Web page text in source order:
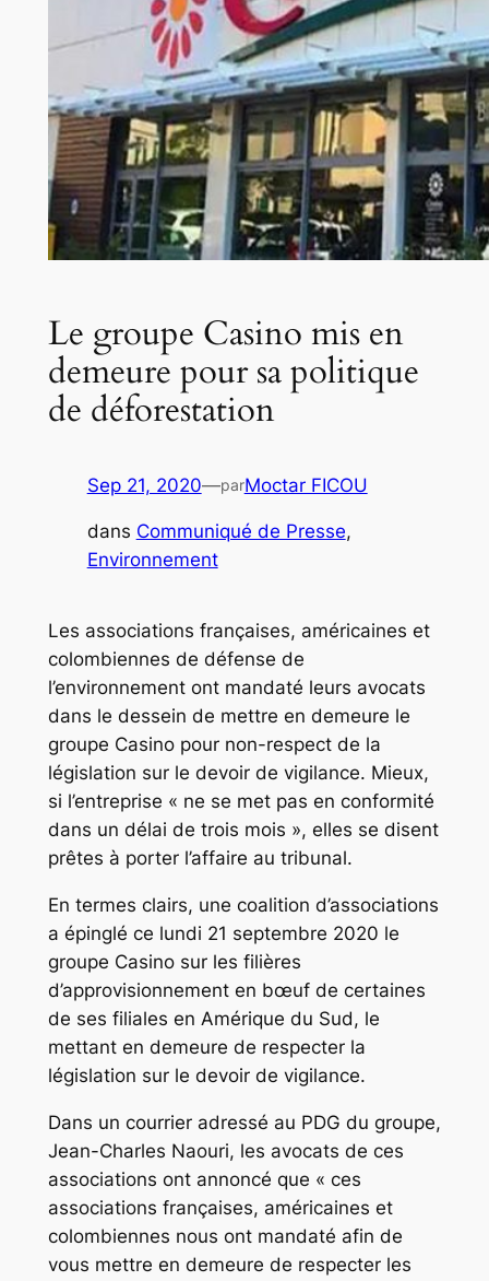
Le groupe Casino mis en
demeure pour sa politique
de déforestation
Sep 21, 2020—parMoctar FICOU
dans Communiqué de Presse
Environnement
Les associations françaises, américaines et
colombiennes de défense de
l’environnement ont mandaté leurs avocats
dans le dessein de mettre en demeure le
groupe Casino pour non-respect de la
législation sur le devoir de vigilance. Mieux,
si l’entreprise « ne se met pas en conformité
dans un délai de trois mois », elles se disent
prêtes à porter l’affaire au tribunal.
En termes clairs, une coalition d’associations
a épinglé ce lundi 21 septembre 2020 le
groupe Casino sur les filières
d’approvisionnement en bœuf de certaines
de ses filiales en Amérique du Sud, le
mettant en demeure de respecter la
législation sur le devoir de vigilance.
Dans un courrier adressé au PDG du groupe,
Jean-Charles Naouri, les avocats de ces
associations ont annoncé que « ces
associations françaises, américaines et
colombiennes nous ont mandaté afin de
vous mettre en demeure de respecter les